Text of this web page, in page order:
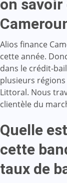
on savoir
Alios finance
cette année.
dans le crédit-
plusieurs
Littoral. Nous
clientèle du
Quelle
cette
taux de